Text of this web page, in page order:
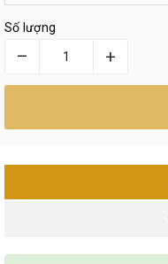
Số lượng
– +